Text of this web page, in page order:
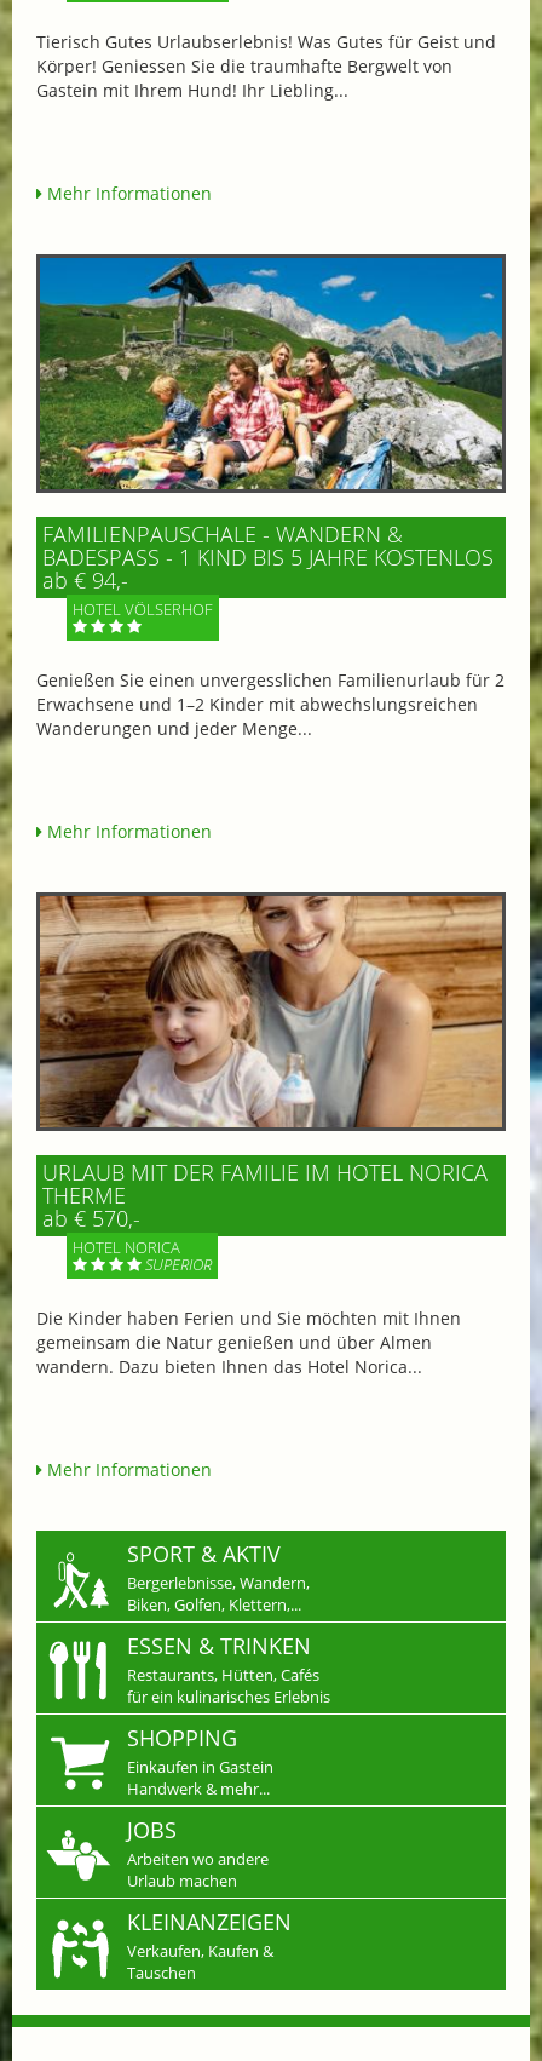
Tierisch Gutes Urlaubserlebnis! Was Gutes für Geist und
Körper! Geniessen Sie die traumhafte Bergwelt von
Gastein mit Ihrem Hund! Ihr Liebling...
Mehr Informationen
FAMILIENPAUSCHALE - WANDERN &
BADESPASS - 1 KIND BIS 5 JAHRE KOSTENLOS
ab € 94,-
HOTEL VÖLSERHOF
Genießen Sie einen unvergesslichen Familienurlaub für 2
Erwachsene und 1–2 Kinder mit abwechslungsreichen
Wanderungen und jeder Menge...
Mehr Informationen
URLAUB MIT DER FAMILIE IM HOTEL NORICA
THERME
ab € 570,-
HOTEL NORICA
SUPERIOR
Die Kinder haben Ferien und Sie möchten mit Ihnen
gemeinsam die Natur genießen und über Almen
wandern. Dazu bieten Ihnen das Hotel Norica...
Mehr Informationen
SPORT & AKTIV
Bergerlebnisse, Wandern,
Biken, Golfen, Klettern,...
ESSEN & TRINKEN
Restaurants, Hütten, Cafés
für ein kulinarisches Erlebnis
SHOPPING
Einkaufen in Gastein
Handwerk & mehr...
JOBS
Arbeiten wo andere
Urlaub machen
KLEINANZEIGEN
Verkaufen, Kaufen &
Tauschen